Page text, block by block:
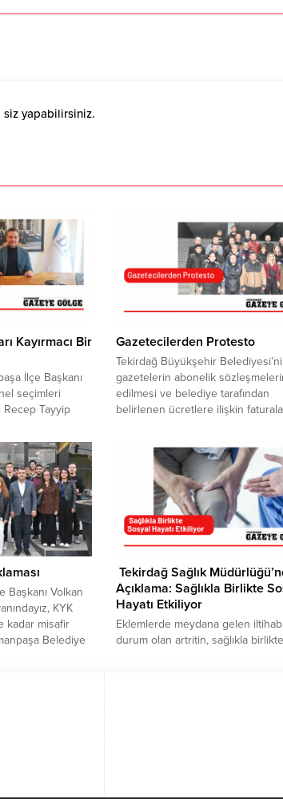
siz yapabilirsiniz.
Kayırmacı Bir
İlçe Başkanı
seçimleri
Recep Tayyip
Sözleşmeli
yönelik
mülakatın,
belirten
için
Gazetecilerden Protesto
Tekirdağ Büyükşehir
gazetelerin abonelik
edilmesi ve belediye tarafından
belirlenen ücretlere ilişkin
Büyükşehir Belediye Başkanı
Albayrak’ı protesto eden
Meclis Toplantısında eylem yaptı.
Tekirdağ Büyükşehir Belediyesi,
statüde olan bazı gazetelere
tutarda fatura kesilmesi ve...
Başkanı Volkan
KYK
kadar misafir
Belediye
bir
bir araya
Meclis
yönelik
Süleymanpaşa
Tekirdağ Sağlık
Açıklama: Sağlıkla Birlikte
Hayatı Etkiliyor
Eklemlerde meydana gelen
durum olan artritin, sağlıkla